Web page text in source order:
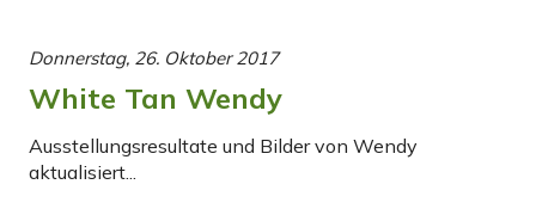
Donnerstag, 26. Oktober 2017
White Tan Wendy
Ausstellungsresultate und Bilder von Wendy
aktualisiert...